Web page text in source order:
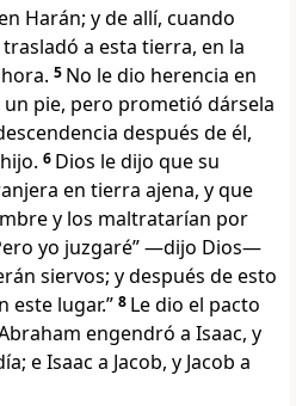
Harán; y de allí, cuando
a esta tierra, en la
5 No le dio herencia en
pie, pero prometió dársela
después de él,
6 Dios le dijo que su
en tierra ajena, y que
y los maltratarían por
yo juzgaré” —dijo Dios—
siervos; y después de esto
este lugar.” 8 Le dio el pacto
engendró a Isaac, y
e Isaac a Jacob, y Jacob a